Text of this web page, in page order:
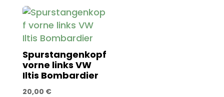
Spurstangenkopf
vorne links VW
Iltis Bombardier
20,00 €